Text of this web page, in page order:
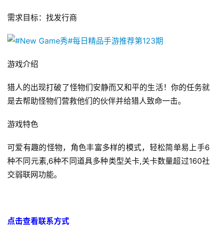
需求目标：找发行商
游戏介绍
猎人的出现打破了怪物们安静而又和平的生活！你的任务就
是去帮助怪物们营救他们的伙伴并给猎人致命一击。
游戏特色
可爱有趣的怪物，角色丰富多样的模式，轻松简单易上手6
种不同元素,6种不同道具多种类型关卡,关卡数量超过160社
交弱联网功能。
点击查看联系方式